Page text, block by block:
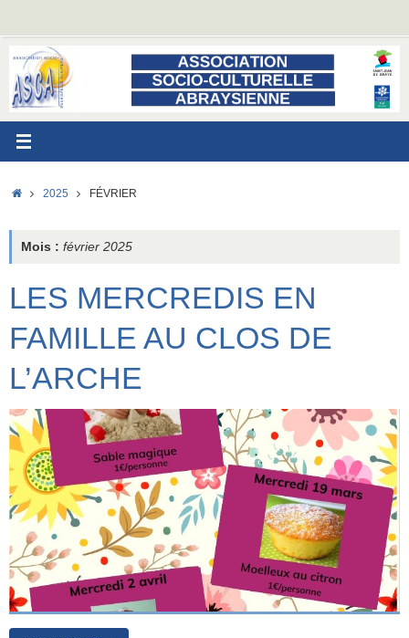
contenu
ACCUEIL
2025 FÉVRIER
Mois : février 2025
LES MERCREDIS EN
FAMILLE AU CLOS DE
L’ARCHE